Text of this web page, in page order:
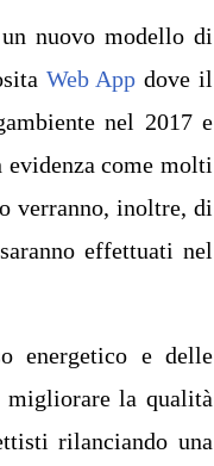
nuovo modello di
Web App dove il
nel 2017 e
come molti
verranno, inoltre, di
effettuati nel
energetico e delle
la qualità
rilanciando una